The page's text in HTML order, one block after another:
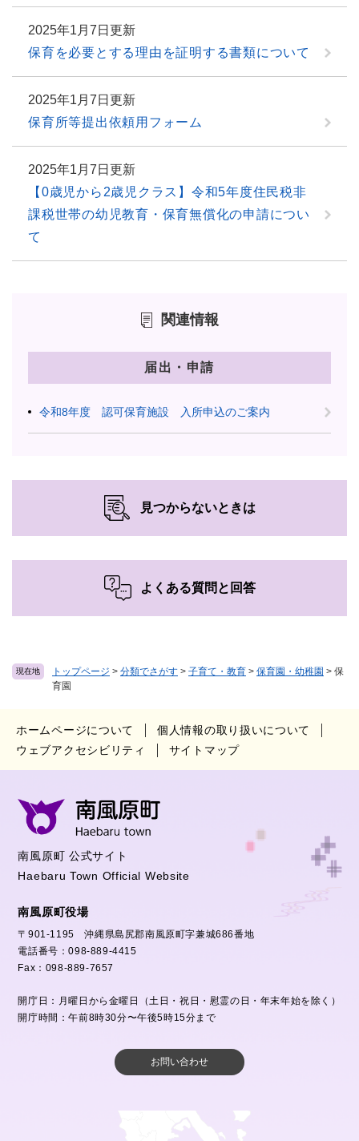
現在地 トップページ > 分類でさがす > 子育て・教育 > 保育園・幼稚園 > 保
育園
2025年1月7日更新
保育を必要とする理由を証明する書類について
2025年1月7日更新
保育所等提出依頼用フォーム
2025年1月7日更新
【0歳児から2歳児クラス】令和5年度住民税非
課税世帯の幼児教育・保育無償化の申請につい
て
関連情報
届出・申請
令和8年度 認可保育施設 入所申込のご案内
見つからないときは
よくある質問と回答
ホームページについて
個人情報の取り扱いについて
ウェブアクセシビリティ
サイトマップ
南風原町 公式サイト
Haebaru Town Official Website
南風原町役場
〒901-1195 沖縄県島尻郡南風原町字兼城686番地
電話番号：098-889-4415
Fax：098-889-7657
開庁日：月曜日から金曜日（土日・祝日・慰霊の日・年末年始を除く）
開庁時間：午前8時30分〜午後5時15分まで
お問い合わせ